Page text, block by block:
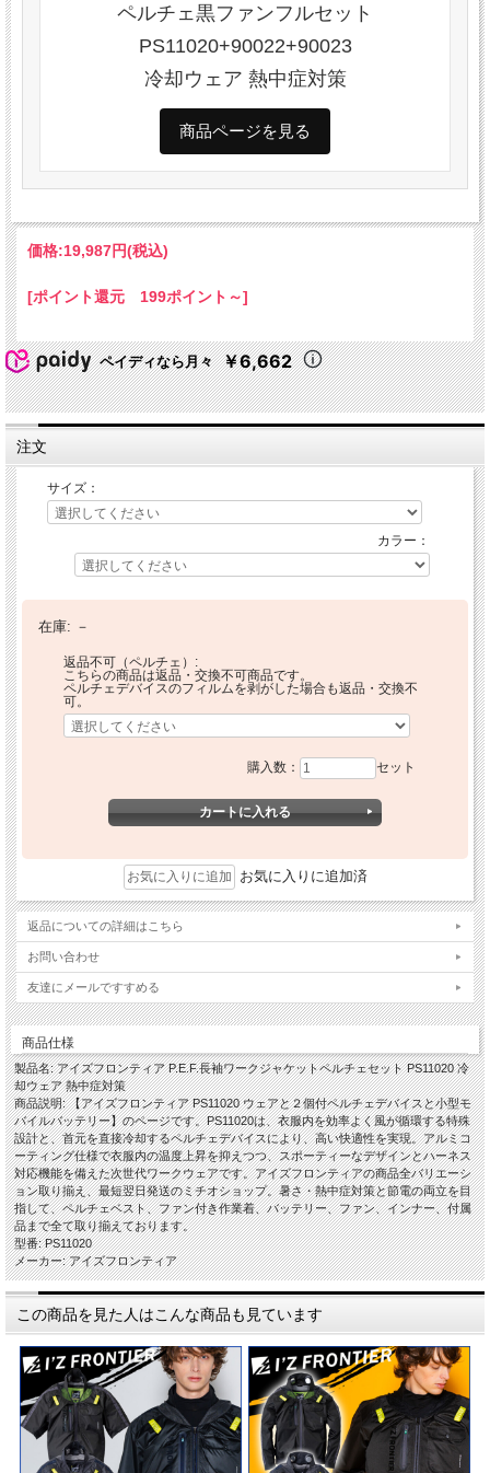
ペルチェ黒ファンフルセット
PS11020+90022+90023
冷却ウェア 熱中症対策
商品ページを見る
価格:19,987円(税込)
[ポイント還元 199ポイント～]
ペイディなら月々 ￥6,662
注文
サイズ：
カラー：
在庫: －
返品不可（ペルチェ）:
こちらの商品は返品・交換不可商品です。
ペルチェデバイスのフィルムを剥がした場合も返品・交換不
可。
購入数： セット
お気に入りに追加済
返品についての詳細はこちら
お問い合わせ
友達にメールですすめる
商品仕様
製品名: アイズフロンティア P.E.F.長袖ワークジャケットペルチェセット PS11020 冷
却ウェア 熱中症対策
商品説明: 【アイズフロンティア PS11020 ウェアと２個付ペルチェデバイスと小型モ
バイルバッテリー】のページです。PS11020は、衣服内を効率よく風が循環する特殊
設計と、首元を直接冷却するペルチェデバイスにより、高い快適性を実現。アルミコ
ーティング仕様で衣服内の温度上昇を抑えつつ、スポーティーなデザインとハーネス
対応機能を備えた次世代ワークウェアです。アイズフロンティアの商品全バリエーシ
ョン取り揃え、最短翌日発送のミチオショップ。暑さ・熱中症対策と節電の両立を目
指して、ペルチェベスト、ファン付き作業着、バッテリー、ファン、インナー、付属
品まで全て取り揃えております。
型番: PS11020
メーカー: アイズフロンティア
この商品を見た人はこんな商品も見ています